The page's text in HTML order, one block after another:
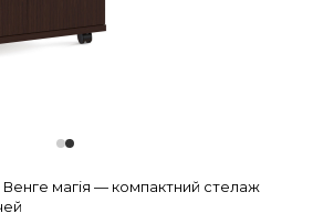
магія — компактний стелаж